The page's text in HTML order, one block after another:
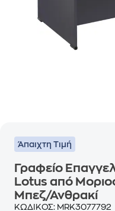
Άπαιχτη Τιμή
Γραφείο
Lotus από
Μπεζ/Ανθρακί
ΚΩΔΙΚΟΣ: MRK3077792